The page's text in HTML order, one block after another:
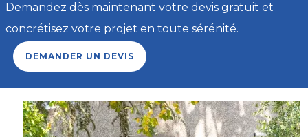
Demandez dès maintenant votre devis gratuit et
concrétisez votre projet en toute sérénité.
DEMANDER UN DEVIS